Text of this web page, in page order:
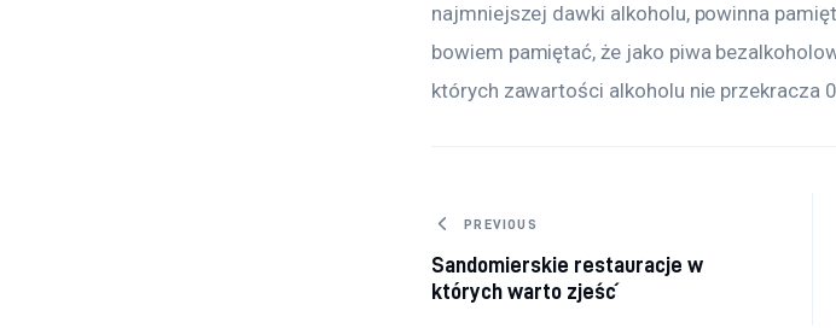
najmniejszej dawki alkoholu, powinna
bowiem pamiętać, że jako piwa
których zawartości alkoholu nie przekracza
Nawigacja wpisu
PREVIOUS
Sandomierskie restauracje w
których warto zjeść